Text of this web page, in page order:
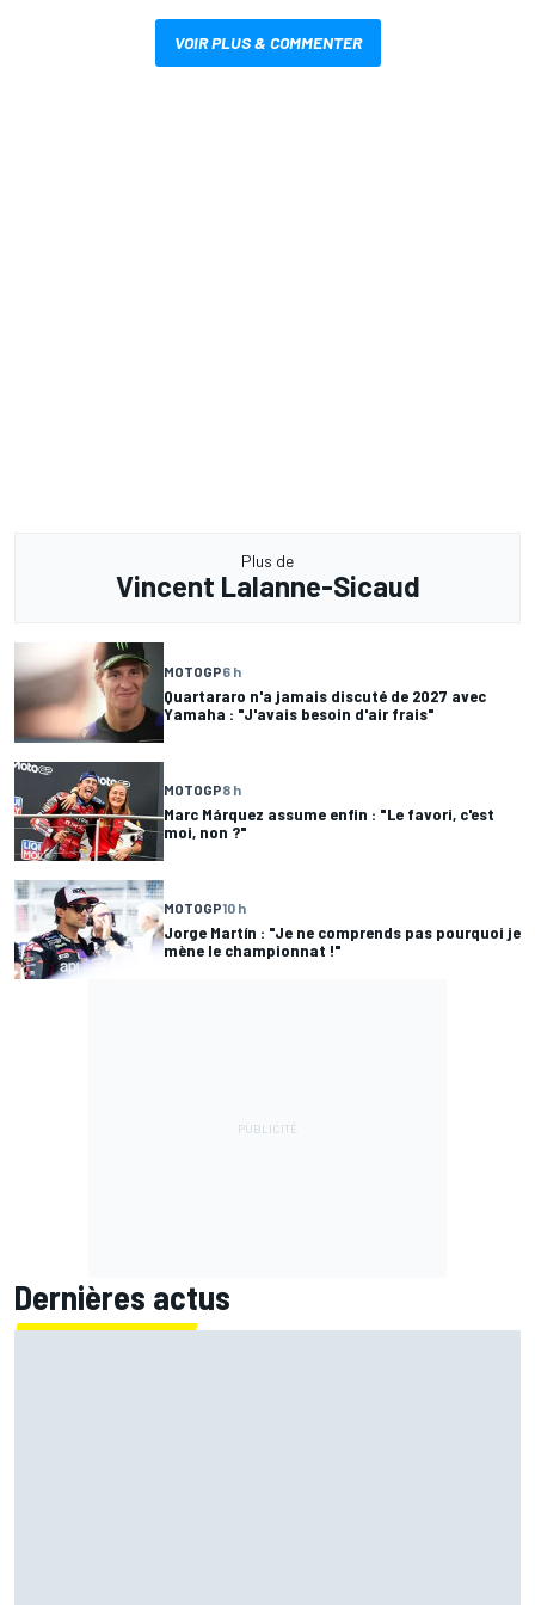
VOIR PLUS & COMMENTER
Plus de
Vincent Lalanne-Sicaud
MOTOGP6 h
Quartararo n'a jamais discuté de 2027 avec
Yamaha : "J'avais besoin d'air frais"
MOTOGP8 h
Marc Márquez assume enfin : "Le favori, c'est
moi, non ?"
MOTOGP10 h
Jorge Martín : "Je ne comprends pas pourquoi je
mène le championnat !"
Dernières actus